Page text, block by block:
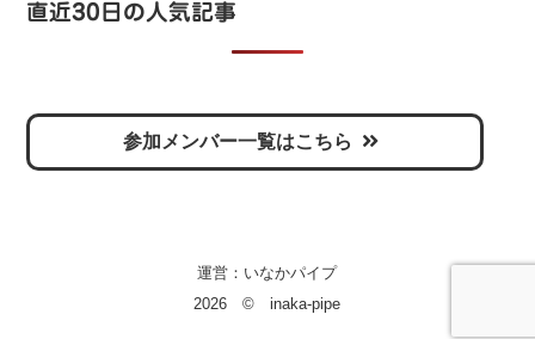
直近30日の人気記事
参加メンバー一覧はこちら
運営： いなかパイプ
2026 © inaka-pipe